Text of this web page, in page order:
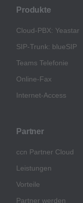
Produkte
Cloud-PBX: Yeastar
SIP-Trunk: blueSIP
Teams Telefonie
Online-Fax
Internet-Access
Partner
ccn Partner Cloud
Leistungen
Vorteile
Partner werden